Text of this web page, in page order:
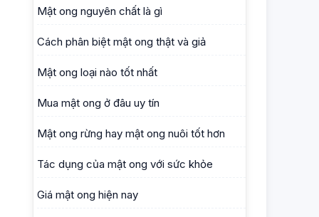
Mật ong nguyên chất là gì
Cách phân biệt mật ong thật và giả
Mật ong loại nào tốt nhất
Mua mật ong ở đâu uy tín
Mật ong rừng hay mật ong nuôi tốt hơn
Tác dụng của mật ong với sức khỏe
Giá mật ong hiện nay